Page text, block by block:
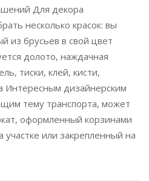
Для декора
несколько красок: вы
из брусьев в свой цвет
долото, наждачная
тиски, клей, кисти,
Интересным дизайнерским
тему транспорта, может
оформленный корзинами
или закрепленный на